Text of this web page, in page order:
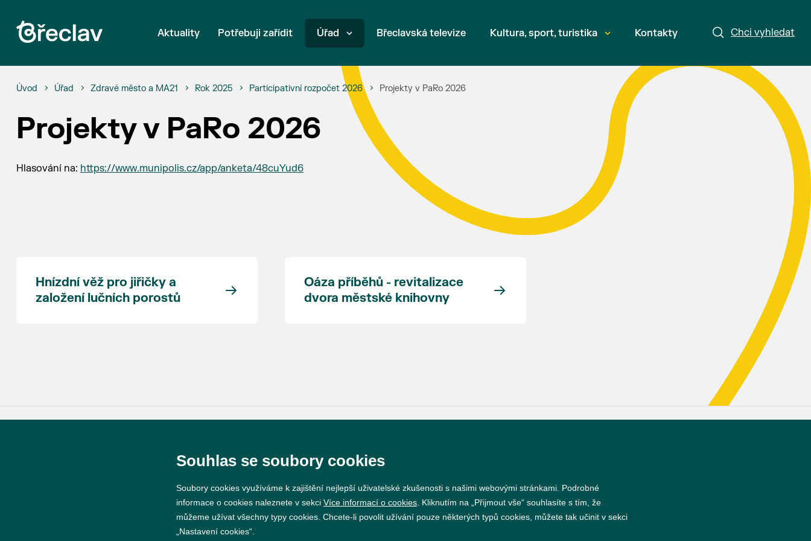
Chci vyhledat
Aktuality Potřebuji zařídit Úřad Břeclavská televize Kultura, sport, turistika Kontakty
Úvod Úřad Zdravé město a MA21 Rok 2025 Participativní rozpočet 2026 Projekty v PaRo 2026
Projekty v PaRo 2026
Hlasování na: https://www.munipolis.cz/app/anketa/48cuYud6
Hnízdní věž pro jiřičky a
založení lučních porostů
Oáza příběhů - revitalizace
dvora městské knihovny
Prohlášení o přístupnosti
Vytvořil webProgress
Souhlas se soubory cookies
Soubory cookies využíváme k zajištění nejlepší uživatelské zkušenosti s našimi webovými stránkami. Podrobné
informace o cookies naleznete v sekci Více informací o cookies . Kliknutím na „Přijmout vše“ souhlasíte s tím, že
můžeme užívat všechny typy cookies. Chcete-li povolit užívání pouze některých typů cookies, můžete tak učinit v sekci
„Nastavení cookies“.